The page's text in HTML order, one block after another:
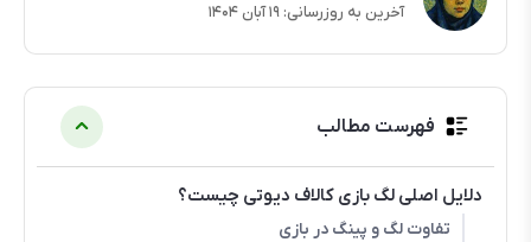
آخرین به روزرسانی: ۱۹ آبان ۱۴۰۴
فهرست مطالب
دلایل اصلی لگ بازی کالاف دیوتی چیست؟
تفاوت لگ و پینگ در بازی